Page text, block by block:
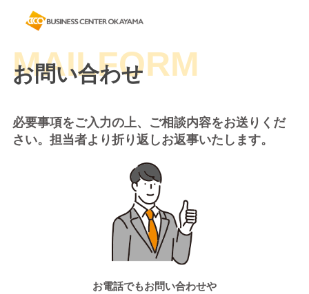
お問い合わせ
必要事項をご入力の上、ご相談内容をお送りくだ
さい。担当者より折り返しお返事いたします。
お電話でもお問い合わせや